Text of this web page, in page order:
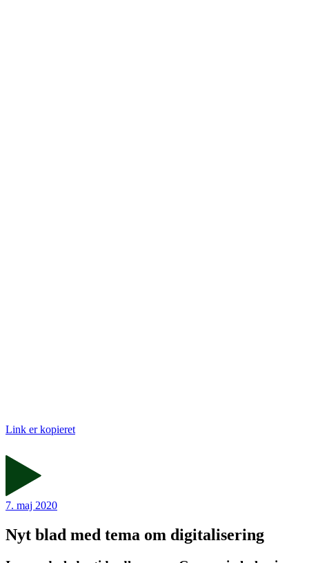
Link er kopieret
7. maj 2020
Nyt blad med tema om digitalisering